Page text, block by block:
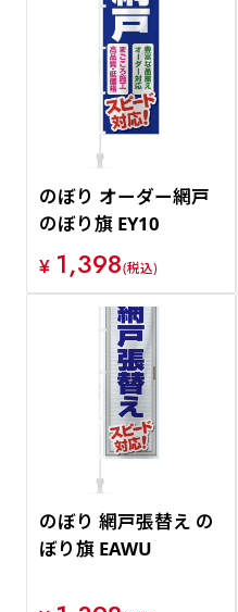
のぼり オーダー網戸
のぼり旗 EY10
¥ 1,398(税込)
のぼり 網戸張替え の
ぼり旗 EAWU